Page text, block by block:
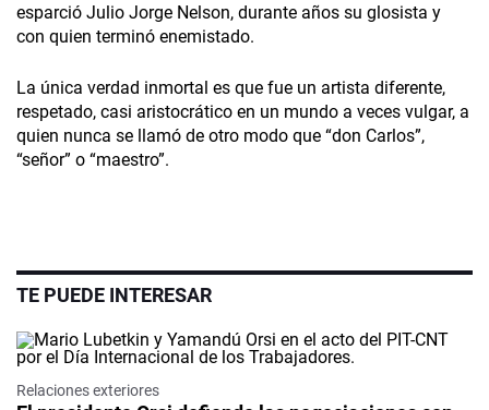
esparció Julio Jorge Nelson, durante años su glosista y
con quien terminó enemistado.
La única verdad inmortal es que fue un artista diferente,
respetado, casi aristocrático en un mundo a veces vulgar, a
quien nunca se llamó de otro modo que “don Carlos”,
“señor” o “maestro”.
TE PUEDE INTERESAR
Relaciones exteriores